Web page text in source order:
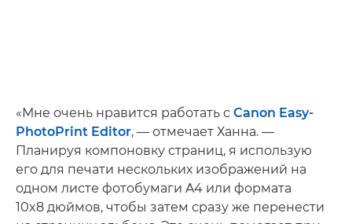
«Мне очень нравится работать с Canon Easy-
PhotoPrint Editor, — отмечает Ханна. —
Планируя компоновку страниц, я использую
его для печати нескольких изображений на
одном листе фотобумаги A4 или формата
10x8 дюймов, чтобы затем сразу же перенести